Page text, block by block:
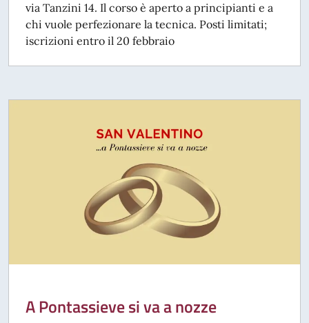
via Tanzini 14. Il corso è aperto a principianti e a
chi vuole perfezionare la tecnica. Posti limitati;
iscrizioni entro il 20 febbraio
A Pontassieve si va a nozze